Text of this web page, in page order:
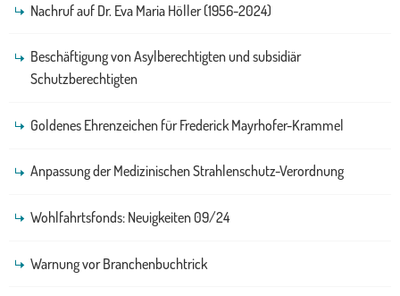
Nachruf auf Dr. Eva Maria Höller (1956-2024)
Beschäftigung von Asylberechtigten und subsidiär
Schutzberechtigten
Goldenes Ehrenzeichen für Frederick Mayrhofer-Krammel
Anpassung der Medizinischen Strahlenschutz-Verordnung
Wohlfahrtsfonds: Neuigkeiten 09/24
Warnung vor Branchenbuchtrick